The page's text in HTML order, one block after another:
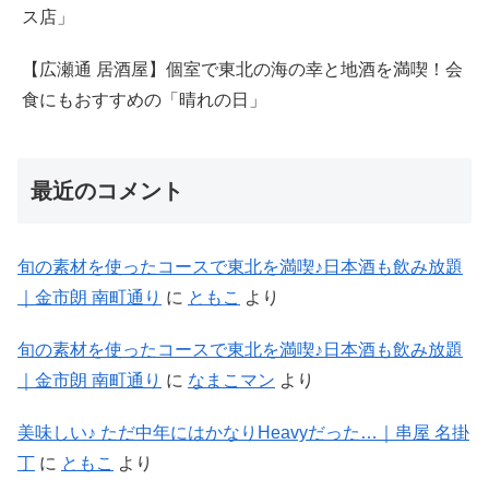
ス店」
【広瀬通 居酒屋】個室で東北の海の幸と地酒を満喫！会
食にもおすすめの「晴れの日」
最近のコメント
旬の素材を使ったコースで東北を満喫♪日本酒も飲み放題
｜金市朗 南町通り に ともこ より
旬の素材を使ったコースで東北を満喫♪日本酒も飲み放題
｜金市朗 南町通り に なまこマン より
美味しい♪ ただ中年にはかなりHeavyだった…｜串屋 名掛
丁 に ともこ より